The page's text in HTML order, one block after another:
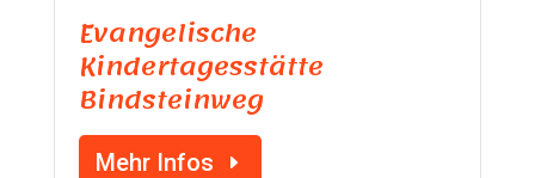
Evangelische
Kindertagesstätte
Bindsteinweg
Mehr Infos